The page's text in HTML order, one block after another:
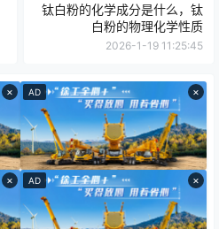
钛白粉的化学成分是什么，钛
白粉的物理化学性质
2026-1-19 11:25:45
× ×
AD
× ×
AD